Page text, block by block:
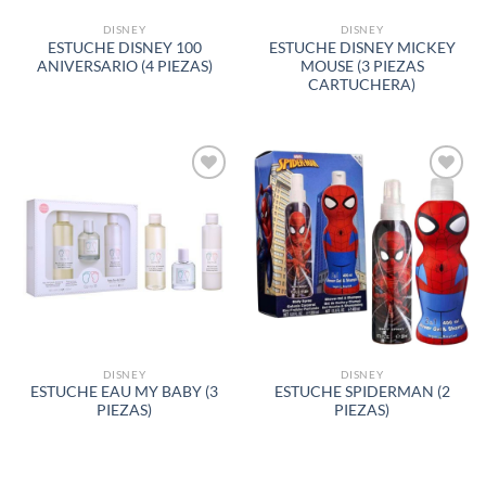
DISNEY
ESTUCHE DISNEY 100
ANIVERSARIO (4 PIEZAS)
DISNEY
ESTUCHE DISNEY MICKEY
MOUSE (3 PIEZAS
CARTUCHERA)
DE
DESEOS
DISNEY
ESTUCHE EAU MY BABY (3
PIEZAS)
AÑADIR
A LA
LISTA
DE
DESEOS
DISNEY
ESTUCHE SPIDERMAN (2
PIEZAS)